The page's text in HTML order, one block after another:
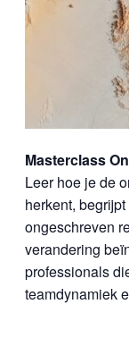
Masterclass
Leer hoe je de
herkent,
ongeschreven
verandering
professionals
teamdynamiek